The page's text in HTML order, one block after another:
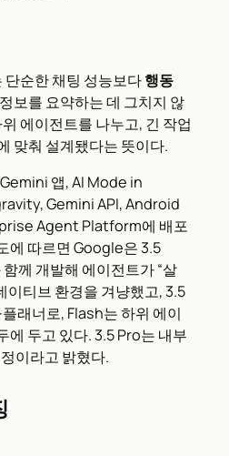
순한 채팅 성능보다행동
보를 요약하는 데 그치지 않
에이전트를 나누고, 긴 작업
맞춰 설계됐다는 뜻이다.
앱, AI Mode in
Gemini API, Android
Agent Platform에 배포
에 따르면 Google은 3.5
께 개발해 에이전트가 “살
이티브 환경을 겨냥했고, 3.5
래너로, Flash는 하위 에이
에 두고 있다. 3.5 Pro는 내부
이라고 밝혔다.